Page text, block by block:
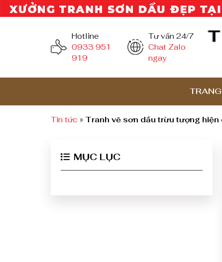
Hotline
0933 951
919
Tư vấn 24/7
Chat Zalo
ngay
Tin tức » Tranh vẽ sơn dầu trừu tượng
MỤC LỤC